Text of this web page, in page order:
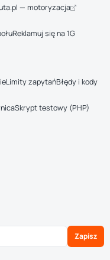
— motoryzacja
Reklamuj się na 1G
Limity zapytańBłędy i kody
Skrypt testowy (PHP)
Zapisz